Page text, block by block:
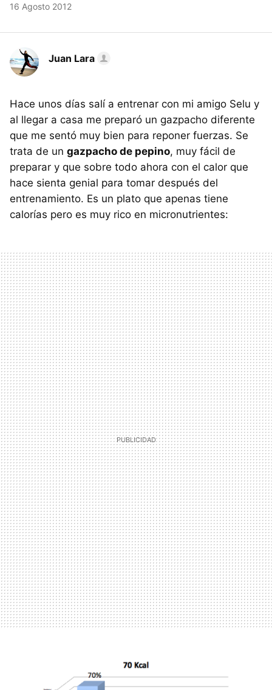
16 Agosto 2012
Juan Lara
Hace unos días salí a entrenar con mi amigo Selu y
al llegar a casa me preparó un gazpacho diferente
que me sentó muy bien para reponer fuerzas. Se
trata de un gazpacho de pepino, muy fácil de
preparar y que sobre todo ahora con el calor que
hace sienta genial para tomar después del
entrenamiento. Es un plato que apenas tiene
calorías pero es muy rico en micronutrientes: